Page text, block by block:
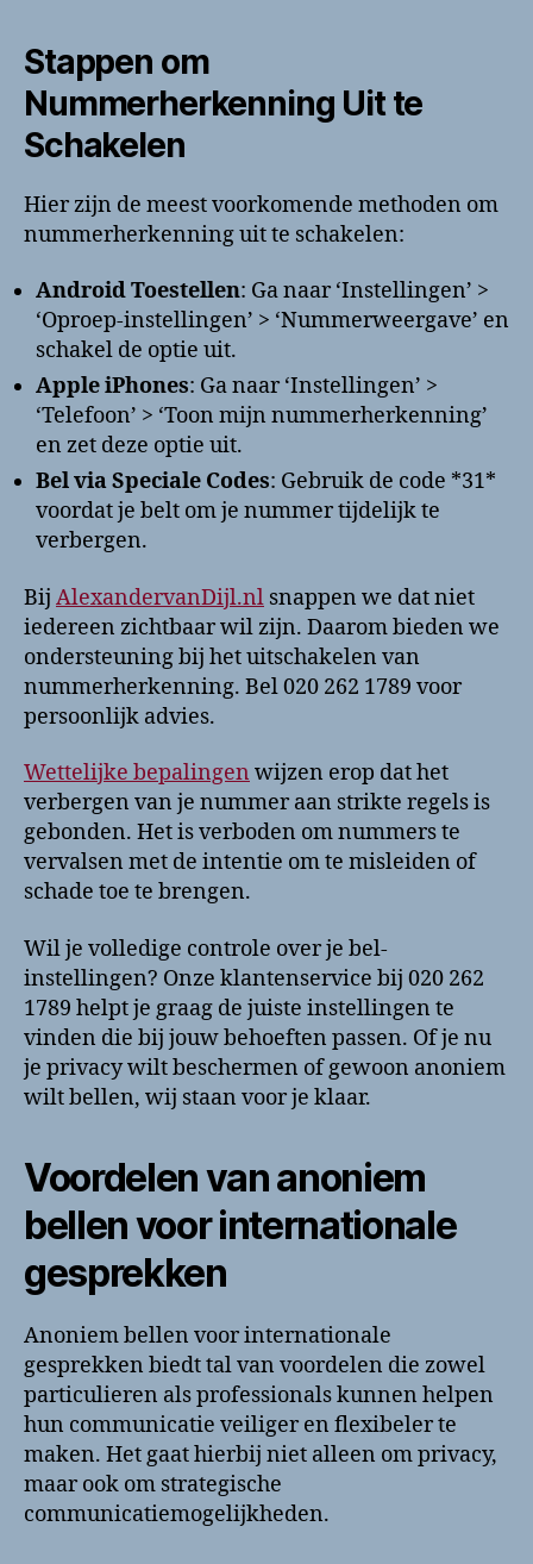
Stappen om
Nummerherkenning Uit te
Schakelen
Hier zijn de meest voorkomende methoden om
nummerherkenning uit te schakelen:
Android Toestellen: Ga naar ‘Instellingen’ >
‘Oproep-instellingen’ > ‘Nummerweergave’ en
schakel de optie uit.
Apple iPhones: Ga naar ‘Instellingen’ >
‘Telefoon’ > ‘Toon mijn nummerherkenning’
en zet deze optie uit.
Bel via Speciale Codes: Gebruik de code *31*
voordat je belt om je nummer tijdelijk te
verbergen.
Bij AlexandervanDijl.nl snappen we dat niet
iedereen zichtbaar wil zijn. Daarom bieden we
ondersteuning bij het uitschakelen van
nummerherkenning. Bel 020 262 1789 voor
persoonlijk advies.
Wettelijke bepalingen wijzen erop dat het
verbergen van je nummer aan strikte regels is
gebonden. Het is verboden om nummers te
vervalsen met de intentie om te misleiden of
schade toe te brengen.
Wil je volledige controle over je bel-
instellingen? Onze klantenservice bij 020 262
1789 helpt je graag de juiste instellingen te
vinden die bij jouw behoeften passen. Of je nu
je privacy wilt beschermen of gewoon anoniem
wilt bellen, wij staan voor je klaar.
Voordelen van anoniem
bellen voor internationale
gesprekken
Anoniem bellen voor internationale
gesprekken biedt tal van voordelen die zowel
particulieren als professionals kunnen helpen
hun communicatie veiliger en flexibeler te
maken. Het gaat hierbij niet alleen om privacy,
maar ook om strategische
communicatiemogelijkheden.